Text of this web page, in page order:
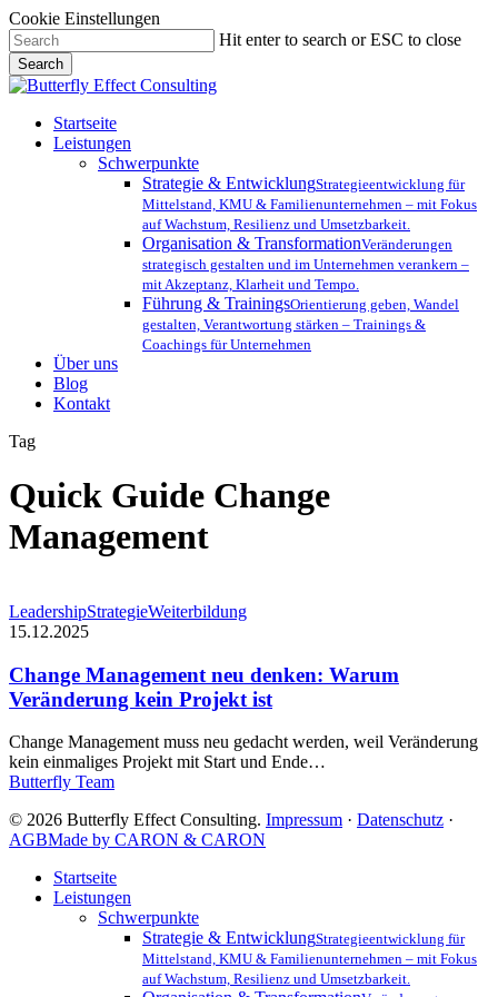
Cookie Einstellungen
Skip
to
main
content
Hit enter to search or ESC to close
Search
Close
Menu
Startseite
Leistungen
Schwerpunkte
Strategie & EntwicklungStrategieentwicklung für
Mittelstand, KMU & Familienunternehmen – mit Fokus
auf Wachstum, Resilienz und Umsetzbarkeit.
Organisation & TransformationVeränderungen
strategisch gestalten und im Unternehmen verankern –
mit Akzeptanz, Klarheit und Tempo.
Führung & TrainingsOrientierung geben, Wandel
gestalten, Verantwortung stärken – Trainings &
Coachings für Unternehmen
Über uns
Blog
Kontakt
Tag
Quick Guide Change
Management
Change
Management
denken:
Warum
Veränderung
Projekt
ist
LeadershipStrategieWeiterbildung
15.12.2025
Change Management neu denken: Warum
Veränderung kein Projekt ist
Change Management muss neu gedacht werden, weil Veränderung
kein einmaliges Projekt mit Start und Ende…
Butterfly Team
© 2026 Butterfly Effect Consulting. Impressum · Datenschutz ·
AGBMade by CARON & CARON
Close
Menu
Startseite
Leistungen
Schwerpunkte
Strategie & EntwicklungStrategieentwicklung für
Mittelstand, KMU & Familienunternehmen – mit Fokus
auf Wachstum, Resilienz und Umsetzbarkeit.